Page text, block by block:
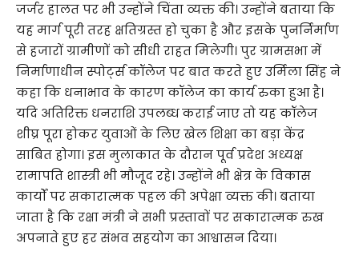
जर्जर हालत पर भी उन्होंने चिंता व्यक्त की। उन्होंने बताया कि
यह मार्ग पूरी तरह क्षतिग्रस्त हो चुका है और इसके पुनर्निर्माण
से हजारों ग्रामीणों को सीधी राहत मिलेगी। पुर ग्रामसभा में
निर्माणाधीन स्पोर्ट्स कॉलेज पर बात करते हुए उर्मिला सिंह ने
कहा कि धनाभाव के कारण कॉलेज का कार्य रुका हुआ है।
यदि अतिरिक्त धनराशि उपलब्ध कराई जाए तो यह कॉलेज
शीघ्र पूरा होकर युवाओं के लिए खेल शिक्षा का बड़ा केंद्र
साबित होगा। इस मुलाकात के दौरान पूर्व प्रदेश अध्यक्ष
रामापति शास्त्री भी मौजूद रहे। उन्होंने भी क्षेत्र के विकास
कार्यों पर सकारात्मक पहल की अपेक्षा व्यक्त की। बताया
जाता है कि रक्षा मंत्री ने सभी प्रस्तावों पर सकारात्मक रुख
अपनाते हुए हर संभव सहयोग का आश्वासन दिया।